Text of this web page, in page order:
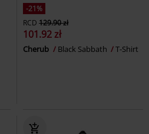
-21%
RCD 129.90 zł
101.92 zł
Cherub Black Sabbath T-Shirt